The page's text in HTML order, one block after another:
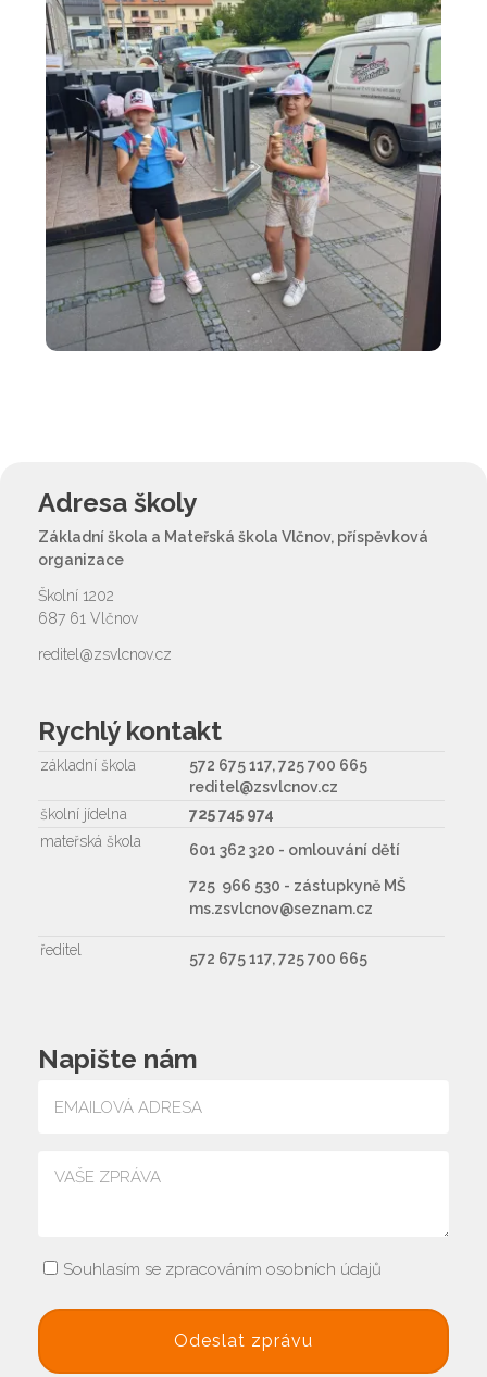
Adresa školy
Základní škola a Mateřská škola Vlčnov, příspěvková
organizace
Školní 1202
687 61 Vlčnov
reditel@zsvlcnov.cz
Rychlý kontakt
základní škola
572 675 117, 725 700 665
reditel@zsvlcnov.cz
školní jídelna
725 745 974
mateřská škola
601 362 320 - omlouvání dětí
725 966 530 - zástupkyně MŠ
ms.zsvlcnov@seznam.cz
ředitel 572 675 117, 725 700 665
Napište nám
Souhlasím se zpracováním osobních údajů